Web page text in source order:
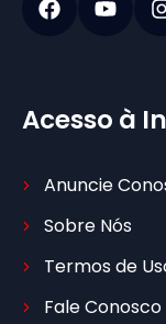
Acesso à
Anuncie
Sobre Nós
Termos de
Fale Conosco